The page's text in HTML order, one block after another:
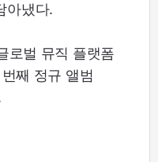
아냈다.
로벌 뮤직 플랫폼
째 정규 앨범